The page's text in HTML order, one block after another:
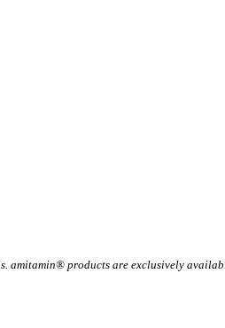
amitamin® products are exclusively